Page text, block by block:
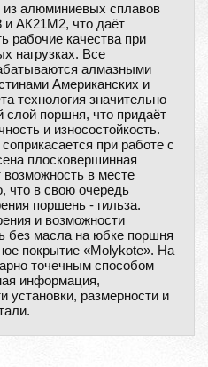
из алюминиевых сплавов
АК21М2, что даёт
рабочие качества при
нагрузках. Все
алмазными
Американских и
технология значительно
слой поршня, что придаёт
и износостойкость.
при работе с
плосковершинная
в месте
что в свою очередь
поршень - гильза.
и возможности
без масла на юбке поршня
покрытие «Molykote». На
точечным способом
информация,
установки, размерности и